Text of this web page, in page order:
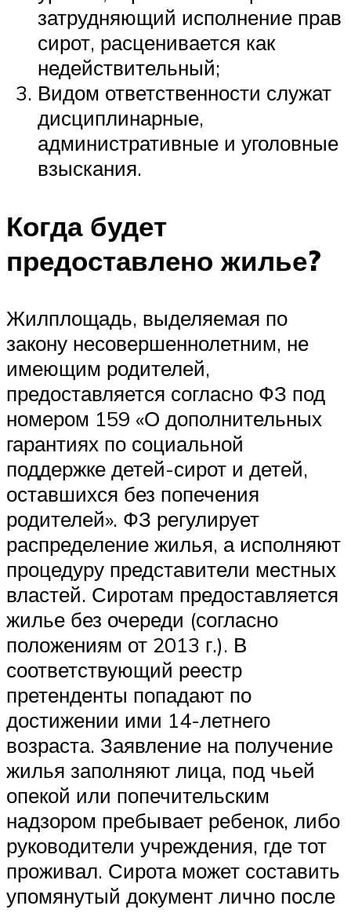
затрудняющий исполнение прав
сирот, расценивается как
недействительный;
Видом ответственности служат
дисциплинарные,
административные и уголовные
взыскания.
Когда будет
предоставлено жилье?
Жилплощадь, выделяемая по
закону несовершеннолетним, не
имеющим родителей,
предоставляется согласно ФЗ под
номером 159 «О дополнительных
гарантиях по социальной
поддержке детей-сирот и детей,
оставшихся без попечения
родителей». ФЗ регулирует
распределение жилья, а исполняют
процедуру представители местных
властей. Сиротам предоставляется
жилье без очереди (согласно
положениям от 2013 г.). В
соответствующий реестр
претенденты попадают по
достижении ими 14-летнего
возраста. Заявление на получение
жилья заполняют лица, под чьей
опекой или попечительским
надзором пребывает ребенок, либо
руководители учреждения, где тот
проживал. Сирота может составить
упомянутый документ лично после